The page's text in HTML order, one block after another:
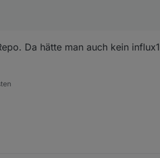
Da hätte man auch kein